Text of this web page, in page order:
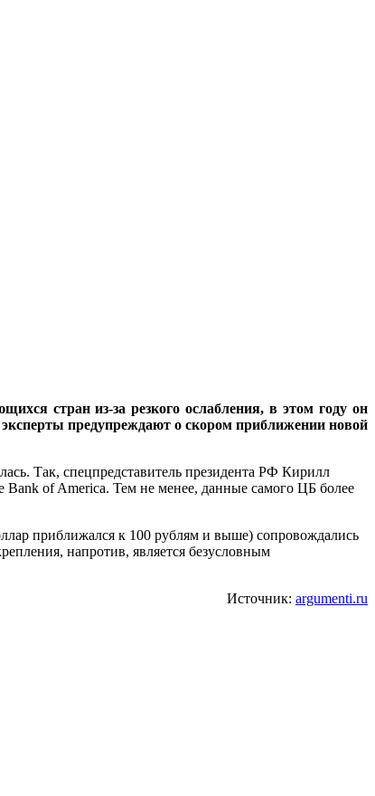
стран из-за резкого ослабления, в этом году он
предупреждают о скором приближении новой
Так, спецпредставитель президента РФ Кирилл
Bank of America. Тем не менее, данные самого ЦБ более
приближался к 100 рублям и выше) сопровождались
напротив, является безусловным
Источник: argumenti.ru